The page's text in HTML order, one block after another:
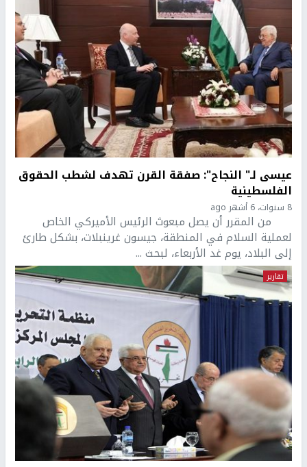
عيسى لـ" النجاح": صفقة القرن تهدف لشطب الحقوق
الفلسطينية
8 سنوات، 6 أشهر ago
من المقرر أن يصل مبعوث الرئيس الأميركي الخاص
لعملية السلام في المنطقة، جيسون غرينبلات، بشكل طارئ
إلى البلاد، يوم غد الأربعاء، لبحث ...
تقارير